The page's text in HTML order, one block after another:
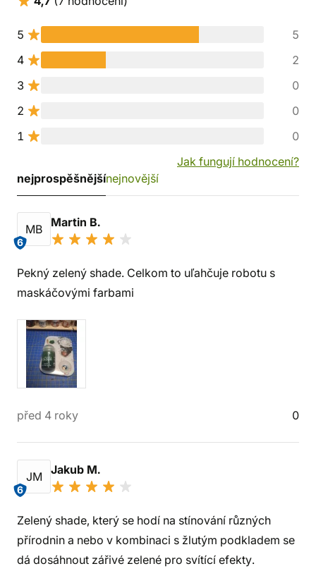
5
5
4
2
3
0
2
0
1
0
Jak fungují hodnocení?
nejprospěšnějšínejnovější
MB
6
Martin B.
Pekný zelený shade. Celkom to uľahčuje robotu s
maskáčovými farbami
před 4 roky 0
JM
6
Jakub M.
Zelený shade, který se hodí na stínování různých
přírodnin a nebo v kombinaci s žlutým podkladem se
dá dosáhnout zářivé zelené pro svítící efekty.